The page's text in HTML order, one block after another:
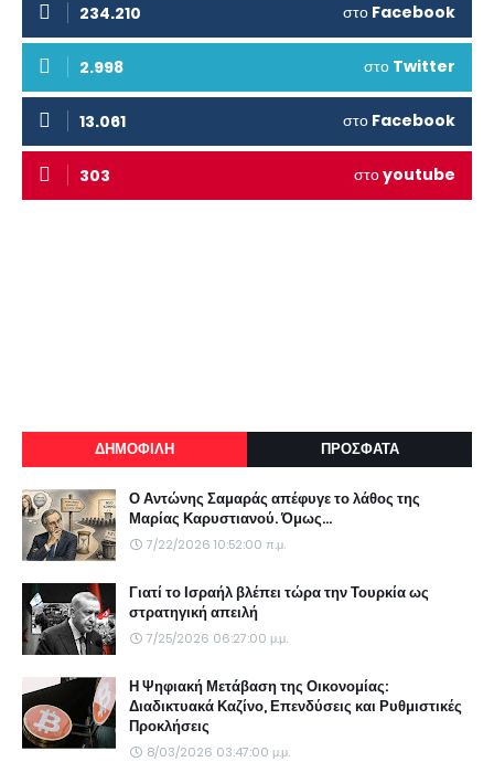
234.210 στο Facebook
2.998 στο Twitter
13.061 στο Facebook
303 στοyoutube
ΔΗΜΟΦΙΛΗ ΠΡΟΣΦΑΤΑ
Ο Αντώνης Σαμαράς απέφυγε το λάθος της
Μαρίας Καρυστιανού. Όμως...
7/22/2026 10:52:00 π.μ.
Γιατί το Ισραήλ βλέπει τώρα την Τουρκία ως
στρατηγική απειλή
7/25/2026 06:27:00 μ.μ.
Η Ψηφιακή Μετάβαση της Οικονομίας:
Διαδικτυακά Καζίνο, Επενδύσεις και Ρυθμιστικές
Προκλήσεις
8/03/2026 03:47:00 μ.μ.